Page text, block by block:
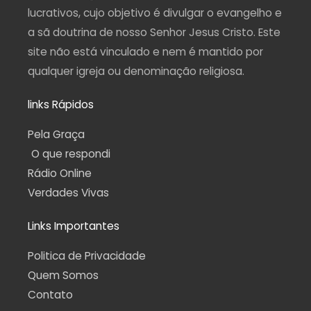
f
lucrativos, cujo objetivo é divulgar o evangelho e
a sã doutrina de nosso Senhor Jesus Cristo. Este
site não está vinculado e nem é mantido por
qualquer igreja ou denominação religiosa.
links Rápidos
Pela Graça
O que respondi
Rádio Online
Verdades Vivas
Links Importantes
Politica de Privacidade
Quem Somos
Contato